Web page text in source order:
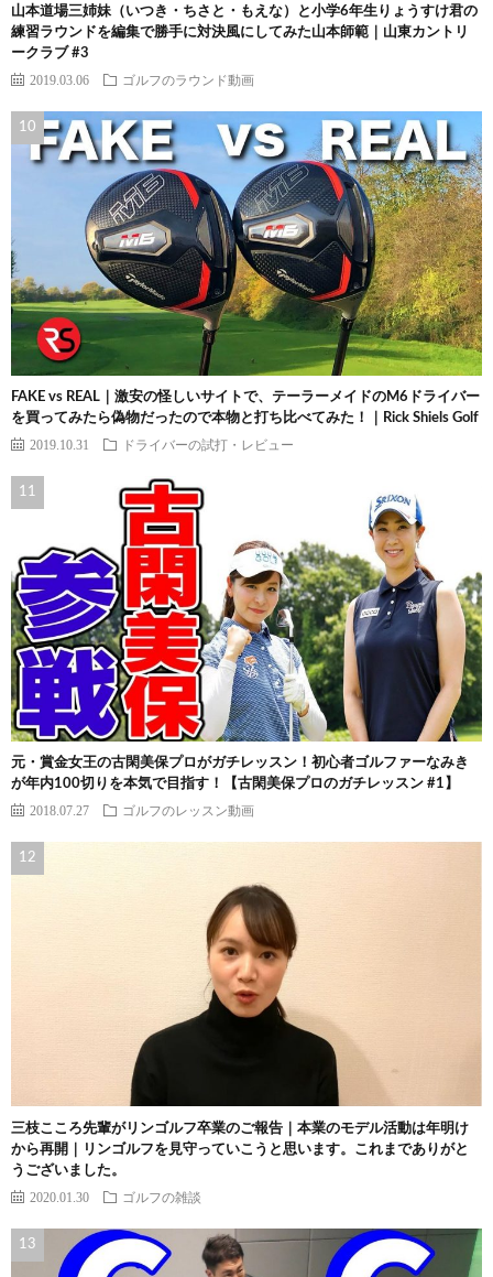
山本道場三姉妹（いつき・ちさと・もえな）と小学6年生りょうすけ君の
練習ラウンドを編集で勝手に対決風にしてみた山本師範｜山東カントリ
ークラブ #3
2019.03.06 ゴルフのラウンド動画
FAKE vs REAL｜激安の怪しいサイトで、テーラーメイドのM6ドライバー
を買ってみたら偽物だったので本物と打ち比べてみた！｜Rick Shiels Golf
2019.10.31 ドライバーの試打・レビュー
元・賞金女王の古閑美保プロがガチレッスン！初心者ゴルファーなみき
が年内100切りを本気で目指す！【古閑美保プロのガチレッスン #1】
2018.07.27 ゴルフのレッスン動画
三枝こころ先輩がリンゴルフ卒業のご報告｜本業のモデル活動は年明け
から再開｜リンゴルフを見守っていこうと思います。これまでありがと
うございました。
2020.01.30 ゴルフの雑談